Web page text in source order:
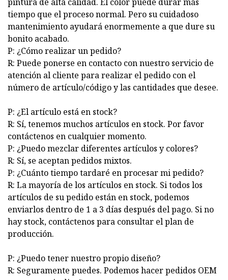
pintura de alta calidad. El color puede durar más
tiempo que el proceso normal. Pero su cuidadoso
mantenimiento ayudará enormemente a que dure su
bonito acabado.
P: ¿Cómo realizar un pedido?
R: Puede ponerse en contacto con nuestro servicio de
atención al cliente para realizar el pedido con el
número de artículo/código y las cantidades que desee.
P: ¿El artículo está en stock?
R: Sí, tenemos muchos artículos en stock. Por favor
contáctenos en cualquier momento.
P: ¿Puedo mezclar diferentes artículos y colores?
R: Sí, se aceptan pedidos mixtos.
P: ¿Cuánto tiempo tardaré en procesar mi pedido?
R: La mayoría de los artículos en stock. Si todos los
artículos de su pedido están en stock, podemos
enviarlos dentro de 1 a 3 días después del pago. Si no
hay stock, contáctenos para consultar el plan de
producción.
P: ¿Puedo tener nuestro propio diseño?
R: Seguramente puedes. Podemos hacer pedidos OEM